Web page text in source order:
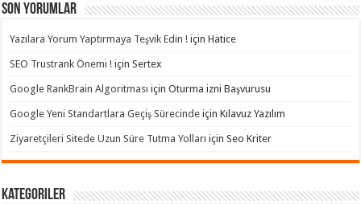
Son yorumlar
Yazılara Yorum Yaptırmaya Teşvik Edin ! içinHatice
SEO Trustrank Önemi ! içinSertex
Google RankBrain Algoritması içinOturma izni Başvurusu
Google Yeni Standartlara Geçiş Sürecinde içinKılavuz Yazılım
Ziyaretçileri Sitede Uzun Süre Tutma Yolları içinSeo Kriter
Kategoriler